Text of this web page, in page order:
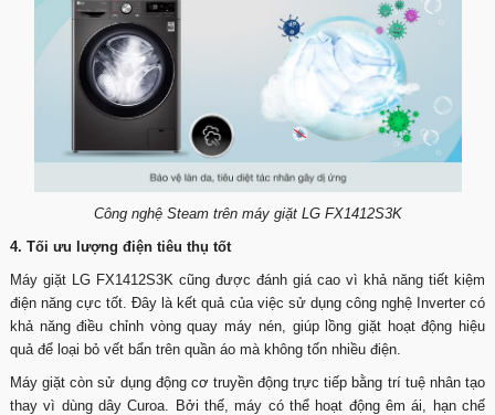
Công nghệ Steam trên máy giặt LG FX1412S3K
4. Tối ưu lượng điện tiêu thụ tốt
Máy giặt LG FX1412S3K cũng được đánh giá cao vì khả năng tiết kiệm
điện năng cực tốt. Đây là kết quả của việc sử dụng công nghệ Inverter có
khả năng điều chỉnh vòng quay máy nén, giúp lồng giặt hoạt động hiệu
quả để loại bỏ vết bẩn trên quần áo mà không tốn nhiều điện.
Máy giặt còn sử dụng động cơ truyền động trực tiếp bằng trí tuệ nhân tạo
thay vì dùng dây Curoa. Bởi thế, máy có thể hoạt động êm ái, hạn chế